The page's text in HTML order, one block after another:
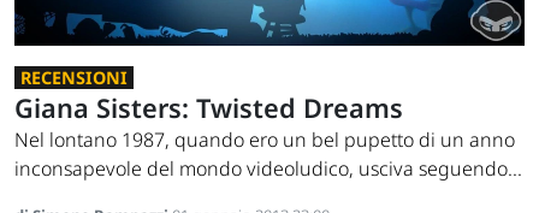
RECENSIONI
Giana Sisters: Twisted Dreams
Nel lontano 1987, quando ero un bel pupetto di un anno
inconsapevole del mondo videoludico, usciva seguendo...